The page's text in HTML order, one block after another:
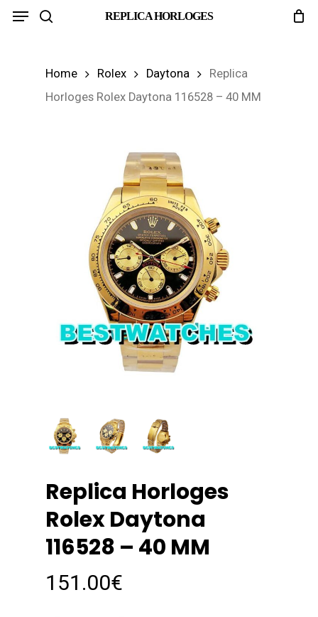
Skip
REPLICA HORLOGES
Menu
Home Rolex Daytona
Replica
Horloges Rolex Daytona 116528 – 40 MM
Replica Horloges
Rolex Daytona
116528 – 40 MM
151.00€